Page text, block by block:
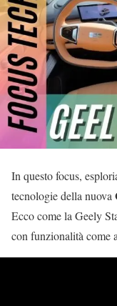
In questo focus,
tecnologie della nuova
Ecco come la Geely
con funzionalità come